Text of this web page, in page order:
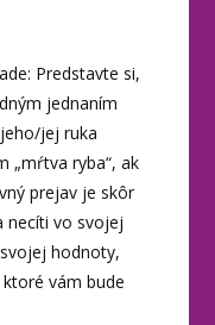
Predstavte si,
jednaním
jej ruka
„mŕtva ryba“, ak
prejav je skôr
necíti vo svojej
hodnoty,
vám bude